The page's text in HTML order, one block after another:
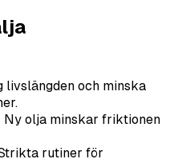
livslängden och minska
Ny olja minskar friktionen
rutiner för